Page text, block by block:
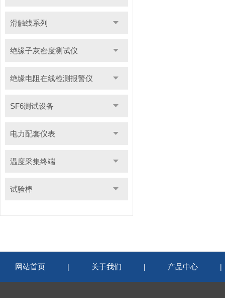
滑触线系列
绝缘子灰密度测试仪
绝缘电阻在线检测报警仪
SF6测试设备
电力配套仪表
温度采集终端
试验棒
网站首页 | 关于我们 | 产品中心